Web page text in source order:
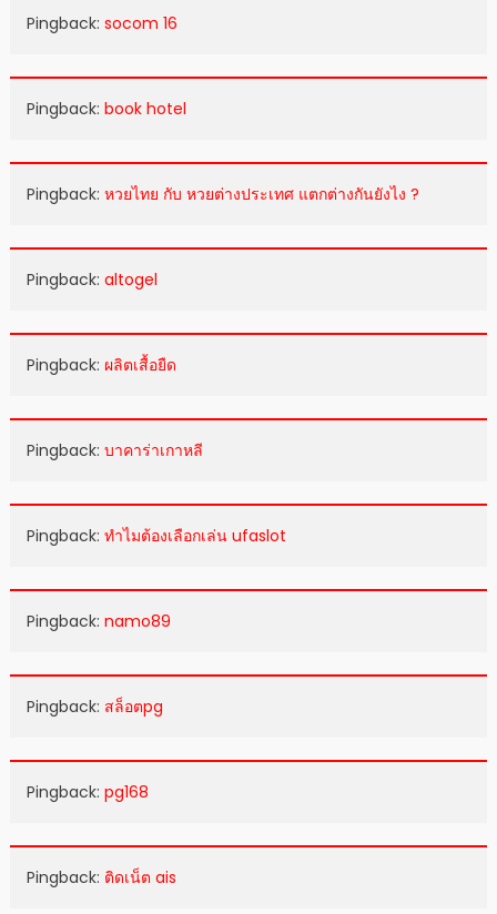
Pingback: socom 16
Pingback: book hotel
Pingback: หวยไทย กับ หวยต่างประเทศ แตกต่างกันยังไง ?
Pingback: altogel
Pingback: ผลิตเสื้อยืด
Pingback: บาคาร่าเกาหลี
Pingback: ทำไมต้องเลือกเล่น ufaslot
Pingback: namo89
Pingback: สล็อตpg
Pingback: pg168
Pingback: ติดเน็ต ais